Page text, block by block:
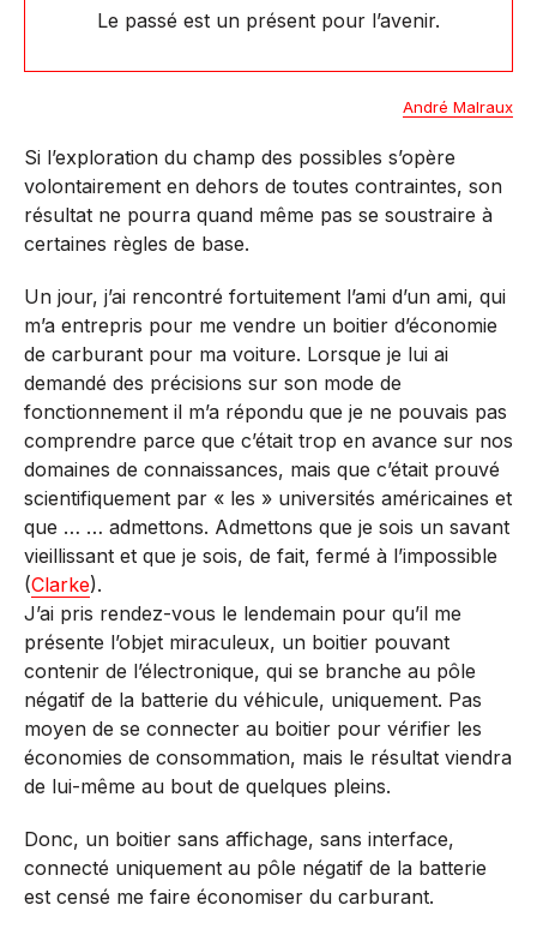
Le passé est un présent pour l’avenir.
André Malraux
Si l’exploration du champ des possibles s’opère
volontairement en dehors de toutes contraintes, son
résultat ne pourra quand même pas se soustraire à
certaines règles de base.
Un jour, j’ai rencontré fortuitement l’ami d’un ami, qui
m’a entrepris pour me vendre un boitier d’économie
de carburant pour ma voiture. Lorsque je lui ai
demandé des précisions sur son mode de
fonctionnement il m’a répondu que je ne pouvais pas
comprendre parce que c’était trop en avance sur nos
domaines de connaissances, mais que c’était prouvé
scientifiquement par « les » universités américaines et
que … … admettons. Admettons que je sois un savant
vieillissant et que je sois, de fait, fermé à l’impossible
(Clarke).
J’ai pris rendez-vous le lendemain pour qu’il me
présente l’objet miraculeux, un boitier pouvant
contenir de l’électronique, qui se branche au pôle
négatif de la batterie du véhicule, uniquement. Pas
moyen de se connecter au boitier pour vérifier les
économies de consommation, mais le résultat viendra
de lui-même au bout de quelques pleins.
Donc, un boitier sans affichage, sans interface,
connecté uniquement au pôle négatif de la batterie
est censé me faire économiser du carburant.